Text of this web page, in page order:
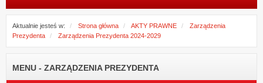
Aktualnie jesteś w: Strona główna AKTY PRAWNE
Zarządzenia
Prezydenta
Zarządzenia Prezydenta 2024-2029
MENU - ZARZĄDZENIA PREZYDENTA